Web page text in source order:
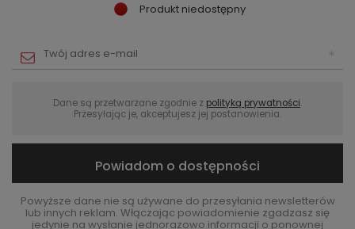
Produkt niedostępny
Dane są przetwarzane zgodnie z polityką prywatności.
Przesyłając je, akceptujesz jej postanowienia.
Powiadom o dostępności
Powyższe dane nie są używane do przesyłania newsletterów
lub innych reklam. Włączając powiadomienie zgadzasz się
jedynie na wysłanie jednorazowo informacji o ponownej